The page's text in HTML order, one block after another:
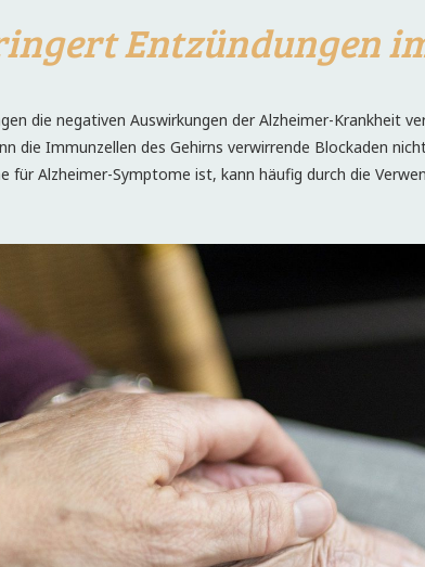
Entzündungen
die negativen Auswirkungen der Alzheimer-Krankheit
die Immunzellen des Gehirns verwirrende Blockaden
für Alzheimer-Symptome ist, kann häufig durch die